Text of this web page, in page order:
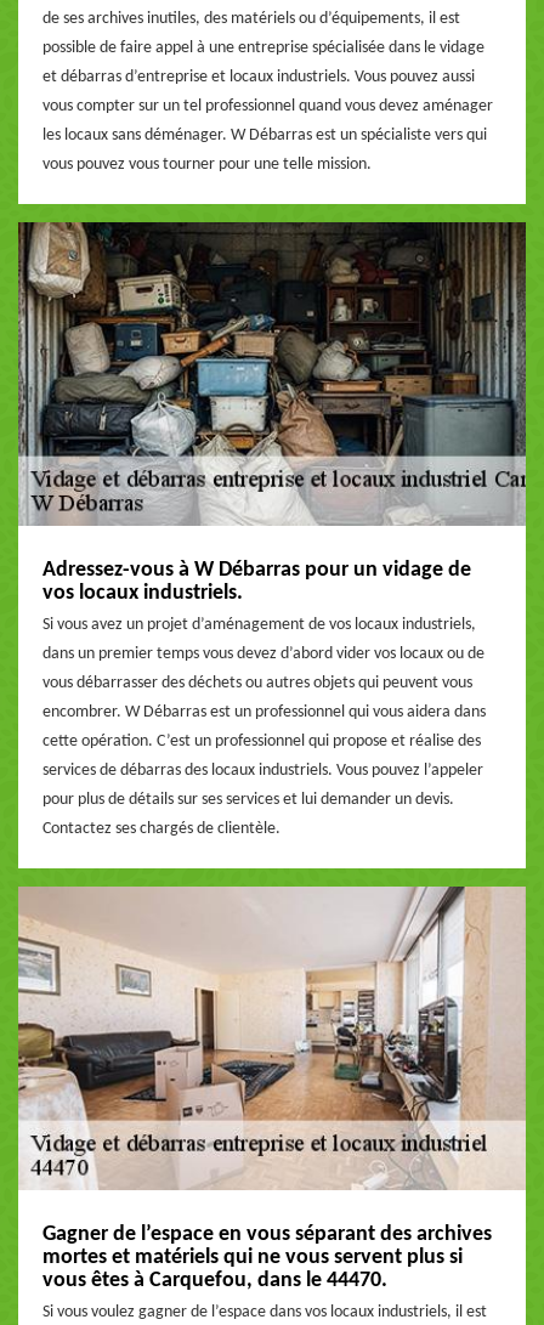
de ses archives inutiles, des matériels ou d’équipements, il est
possible de faire appel à une entreprise spécialisée dans le vidage
et débarras d’entreprise et locaux industriels. Vous pouvez aussi
vous compter sur un tel professionnel quand vous devez aménager
les locaux sans déménager. W Débarras est un spécialiste vers qui
vous pouvez vous tourner pour une telle mission.
Adressez-vous à W Débarras pour un vidage de
vos locaux industriels.
Si vous avez un projet d’aménagement de vos locaux industriels,
dans un premier temps vous devez d’abord vider vos locaux ou de
vous débarrasser des déchets ou autres objets qui peuvent vous
encombrer. W Débarras est un professionnel qui vous aidera dans
cette opération. C’est un professionnel qui propose et réalise des
services de débarras des locaux industriels. Vous pouvez l’appeler
pour plus de détails sur ses services et lui demander un devis.
Contactez ses chargés de clientèle.
Gagner de l’espace en vous séparant des archives
mortes et matériels qui ne vous servent plus si
vous êtes à Carquefou, dans le 44470.
Si vous voulez gagner de l’espace dans vos locaux industriels, il est